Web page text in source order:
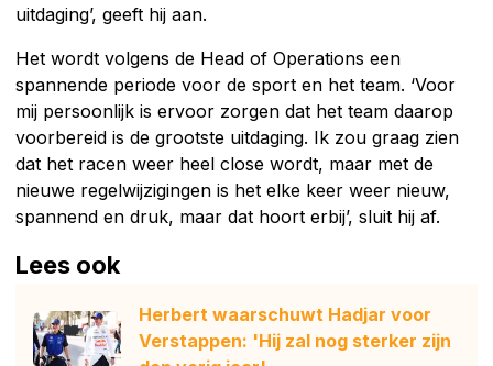
uitdaging’, geeft hij aan.
Het wordt volgens de Head of Operations een
spannende periode voor de sport en het team. ‘Voor
mij persoonlijk is ervoor zorgen dat het team daarop
voorbereid is de grootste uitdaging. Ik zou graag zien
dat het racen weer heel close wordt, maar met de
nieuwe regelwijzigingen is het elke keer weer nieuw,
spannend en druk, maar dat hoort erbij’, sluit hij af.
Lees ook
Herbert waarschuwt Hadjar voor
Verstappen: 'Hij zal nog sterker zijn